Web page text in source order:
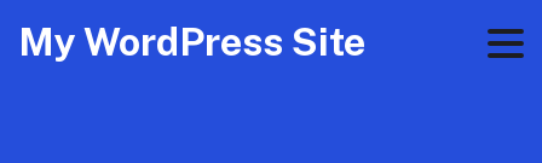
My WordPress Site